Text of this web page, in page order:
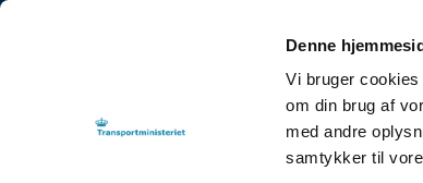
Denne
Vi bruger
om din brug af
med andre
samtykker til